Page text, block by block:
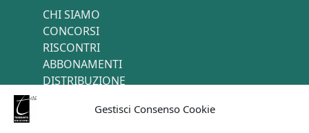
Gestisci Consenso Cookie
CHI SIAMO
CONCORSI
RISCONTRI
ABBONAMENTI
DISTRIBUZIONE